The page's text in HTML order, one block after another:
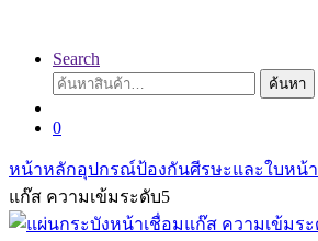
Search
ค้นหา:
ค้นหา
0
หน้าหลักอุปกรณ์ป้องกันศีรษะและใบหน้า
แก๊ส ความเข้มระดับ5